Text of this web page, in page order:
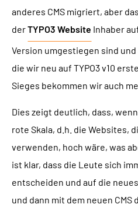
anderes CMS migriert, aber
derTYPO3 Website Inhaber
Version umgestiegen sind und
die wir neu auf TYPO3 v10
Sieges bekommen wir auch
Dies zeigt deutlich, dass,
rote Skala, d.h. die Websites,
verwenden, hoch wäre, was
ist klar, dass die Leute sich
entscheiden und auf die
und dann mit dem neuen CMS